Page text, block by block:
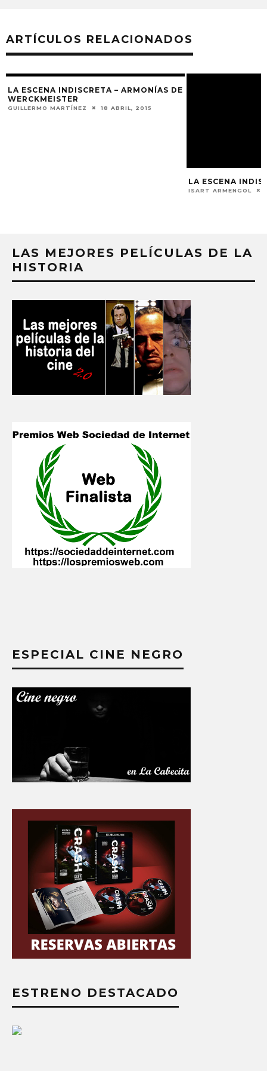
ARTÍCULOS RELACIONADOS
LA ESCENA INDISCRETA – ARMONÍAS DE
WERCKMEISTER
GUILLERMO MARTÍNEZ 18 ABRIL, 2015
LA ESCENA
ISART ARMENGOL
LAS MEJORES PELÍCULAS DE LA
HISTORIA
ESPECIAL CINE NEGRO
ESTRENO DESTACADO